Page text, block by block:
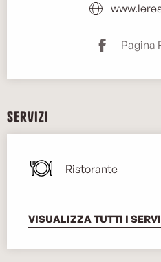
Pagina
Servizi
Ristorante
VISUALIZZA TUTTI I